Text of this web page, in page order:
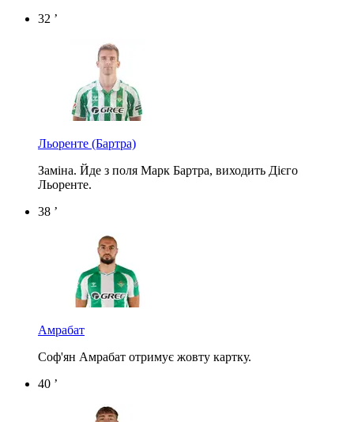
32 ’
Льоренте (Бартра)
Заміна. Йде з поля Марк Бартра, виходить Дієго
Льоренте.
38 ’
Амрабат
Соф'ян Амрабат отримує жовту картку.
40 ’